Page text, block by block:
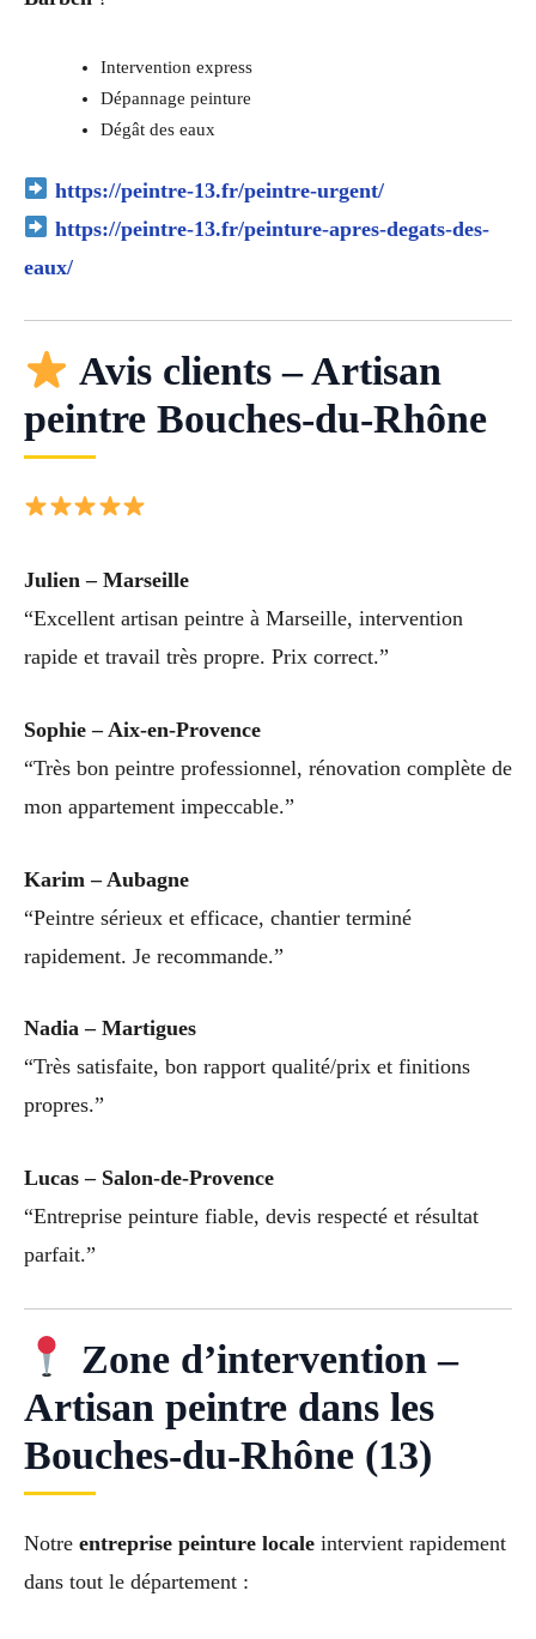
Intervention express
Dépannage peinture
Dégât des eaux
https://peintre-13.fr/peintre-urgent/
https://peintre-13.fr/peinture-apres-degats-des-
eaux/
Avis clients – Artisan
peintre Bouches-du-Rhône
Julien – Marseille
“Excellent artisan peintre à Marseille, intervention
rapide et travail très propre. Prix correct.”
Sophie – Aix-en-Provence
“Très bon peintre professionnel, rénovation complète de
mon appartement impeccable.”
Karim – Aubagne
“Peintre sérieux et efficace, chantier terminé
rapidement. Je recommande.”
Nadia – Martigues
“Très satisfaite, bon rapport qualité/prix et finitions
propres.”
Lucas – Salon-de-Provence
“Entreprise peinture fiable, devis respecté et résultat
parfait.”
Zone d’intervention –
Artisan peintre dans les
Bouches-du-Rhône (13)
Notre entreprise peinture locale intervient rapidement
dans tout le département :